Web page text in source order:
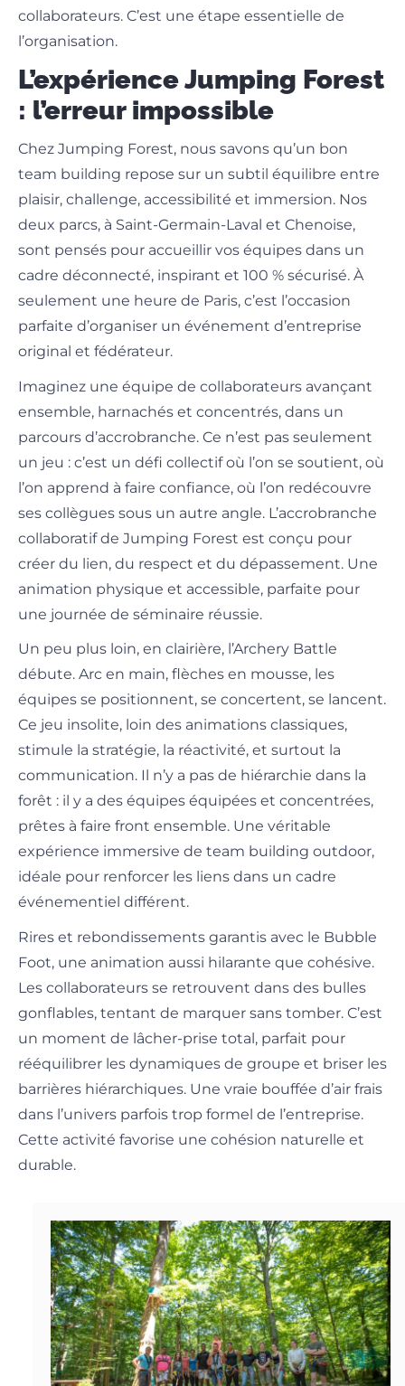
collaborateurs. C’est une étape essentielle de
l’organisation.
L’expérience Jumping Forest
: l’erreur impossible
Chez Jumping Forest, nous savons qu’un bon
team building repose sur un subtil équilibre entre
plaisir, challenge, accessibilité et immersion. Nos
deux parcs, à Saint-Germain-Laval et Chenoise,
sont pensés pour accueillir vos équipes dans un
cadre déconnecté, inspirant et 100 % sécurisé. À
seulement une heure de Paris, c’est l’occasion
parfaite d’organiser un événement d’entreprise
original et fédérateur.
Imaginez une équipe de collaborateurs avançant
ensemble, harnachés et concentrés, dans un
parcours d’accrobranche. Ce n’est pas seulement
un jeu : c’est un défi collectif où l’on se soutient, où
l’on apprend à faire confiance, où l’on redécouvre
ses collègues sous un autre angle. L’accrobranche
collaboratif de Jumping Forest est conçu pour
créer du lien, du respect et du dépassement. Une
animation physique et accessible, parfaite pour
une journée de séminaire réussie.
Un peu plus loin, en clairière, l’Archery Battle
débute. Arc en main, flèches en mousse, les
équipes se positionnent, se concertent, se lancent.
Ce jeu insolite, loin des animations classiques,
stimule la stratégie, la réactivité, et surtout la
communication. Il n’y a pas de hiérarchie dans la
forêt : il y a des équipes équipées et concentrées,
prêtes à faire front ensemble. Une véritable
expérience immersive de team building outdoor,
idéale pour renforcer les liens dans un cadre
événementiel différent.
Rires et rebondissements garantis avec le Bubble
Foot, une animation aussi hilarante que cohésive.
Les collaborateurs se retrouvent dans des bulles
gonflables, tentant de marquer sans tomber. C’est
un moment de lâcher-prise total, parfait pour
rééquilibrer les dynamiques de groupe et briser les
barrières hiérarchiques. Une vraie bouffée d’air frais
dans l’univers parfois trop formel de l’entreprise.
Cette activité favorise une cohésion naturelle et
durable.